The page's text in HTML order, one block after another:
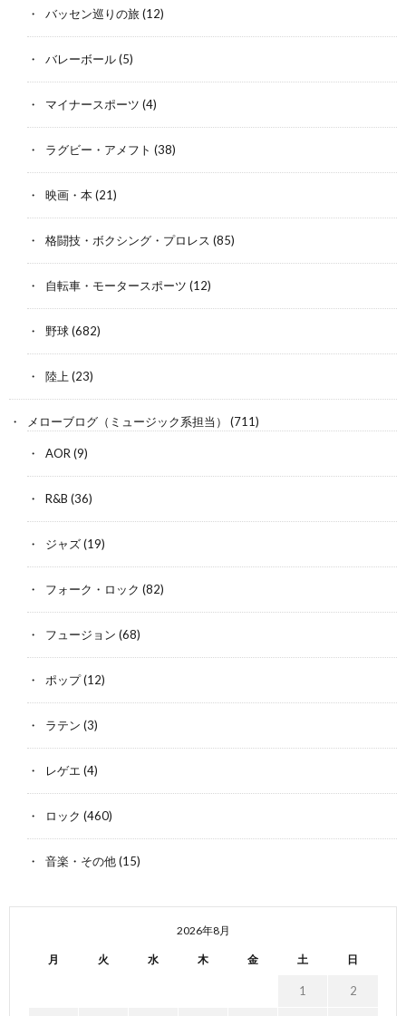
バッセン巡りの旅(12)
バレーボール(5)
マイナースポーツ (4)
ラグビー・アメフト (38)
映画・本(21)
格闘技・ボクシング・プロレス (85)
自転車・モータースポーツ (12)
野球(682)
陸上 (23)
メローブログ（ミュージック系担当） (711)
AOR (9)
R&B (36)
ジャズ(19)
フォーク・ロック (82)
フュージョン (68)
ポップ(12)
ラテン (3)
レゲエ (4)
ロック (460)
音楽・その他(15)
2026年8月
月 火 水 木 金 土 日
1 2